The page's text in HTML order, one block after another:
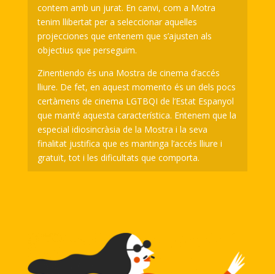
contem amb un jurat. En canvi, com a Motra
tenim llibertat per a seleccionar aquelles
projecciones que entenem que s’ajusten als
objectius que perseguim.
Zinentiendo és una Mostra de cinema d’accés
lliure. De fet, en aquest momento és un dels pocs
certàmens de cinema LGTBQI de l’Estat Espanyol
que manté aquesta característica. Entenem que la
especial idiosincràsia de la Mostra i la seva
finalitat justifica que es mantinga l’accés lliure i
gratuït, tot i les dificultats que comporta.